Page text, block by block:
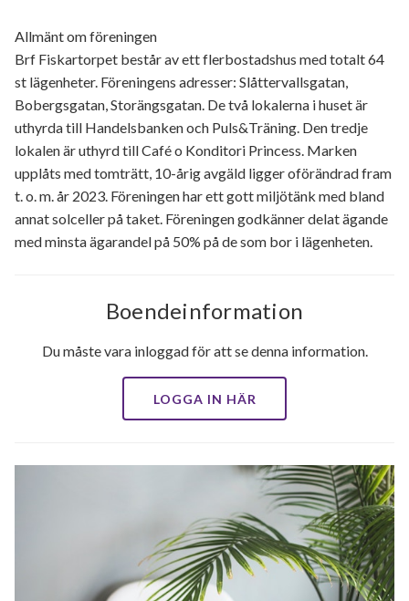
Allmänt om föreningen
Brf Fiskartorpet består av ett flerbostadshus med totalt 64
st lägenheter. Föreningens adresser: Slåttervallsgatan,
Bobergsgatan, Storängsgatan. De två lokalerna i huset är
uthyrda till Handelsbanken och Puls&Träning. Den tredje
lokalen är uthyrd till Café o Konditori Princess. Marken
upplåts med tomträtt, 10-årig avgäld ligger oförändrad fram
t. o. m. år 2023. Föreningen har ett gott miljötänk med bland
annat solceller på taket. Föreningen godkänner delat ägande
med minsta ägarandel på 50% på de som bor i lägenheten.
Boendeinformation
Du måste vara inloggad för att se denna information.
LOGGA IN HÄR